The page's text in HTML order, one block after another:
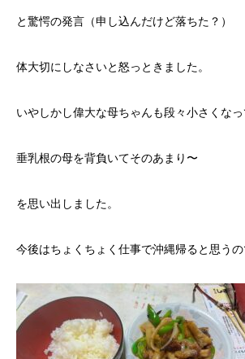
と驚愕の発言（申し込んだけど落ちた？）
体大切にしなさいと怒っときました。
いやしかし偉大な母ちゃんも段々小さくな
垂乳根の母を背負いてそのあまり〜
を思い出しました。
今後はちょくちょく仕事で沖縄帰ると思う